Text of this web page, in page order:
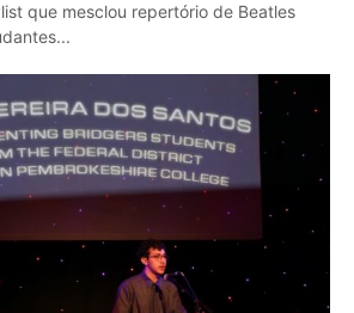
que mesclou repertório de Beatles